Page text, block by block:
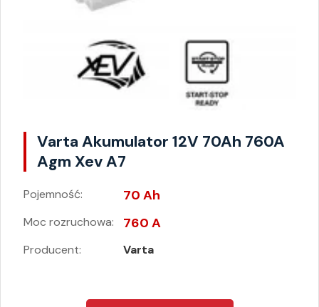
Varta Akumulator 12V 70Ah 760A
Agm Xev A7
Pojemność: 70 Ah
Moc rozruchowa: 760 A
Producent: Varta